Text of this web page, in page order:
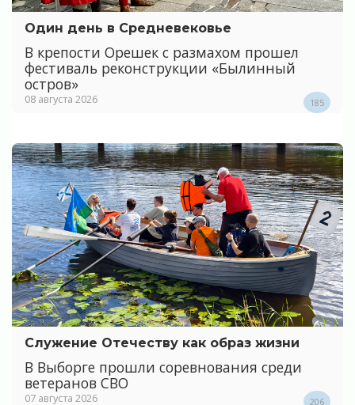
Один день в Средневековье
В крепости Орешек с размахом прошел
фестиваль реконструкции «Былинный
остров»
08 августа 2026 185
Служение Отечеству как образ жизни
В Выборге прошли соревнования среди
ветеранов СВО
07 августа 2026 206